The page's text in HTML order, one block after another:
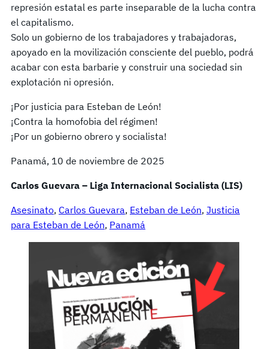
represión estatal es parte inseparable de la lucha contra
el capitalismo.
Solo un gobierno de los trabajadores y trabajadoras,
apoyado en la movilización consciente del pueblo, podrá
acabar con esta barbarie y construir una sociedad sin
explotación ni opresión.
¡Por justicia para Esteban de León!
¡Contra la homofobia del régimen!
¡Por un gobierno obrero y socialista!
Panamá, 10 de noviembre de 2025
Carlos Guevara – Liga Internacional Socialista (LIS)
Asesinato, Carlos Guevara, Esteban de León, Justicia
para Esteban de León, Panamá